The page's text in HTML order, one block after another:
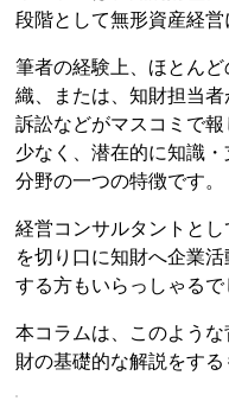
段階として無形資産経営
筆者の経験上、ほとん
織、または、知財担当
訴訟などがマスコミで
少なく、潜在的に知識
分野の一つの特徴です。
経営コンサルタントと
を切り口に知財へ企業
する方もいらっしゃるで
本コラムは、このよう
財の基礎的な解説をする